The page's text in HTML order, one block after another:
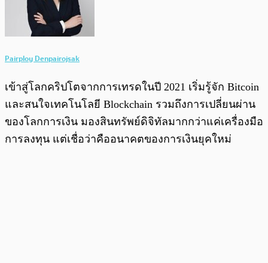
Pairploy Denpairojsak
เข้าสู่โลกคริปโตจากการเทรดในปี 2021 เริ่มรู้จัก Bitcoin
และสนใจเทคโนโลยี Blockchain รวมถึงการเปลี่ยนผ่าน
ของโลกการเงิน มองสินทรัพย์ดิจิทัลมากกว่าแค่เครื่องมือ
การลงทุน แต่เชื่อว่าคืออนาคตของการเงินยุคใหม่